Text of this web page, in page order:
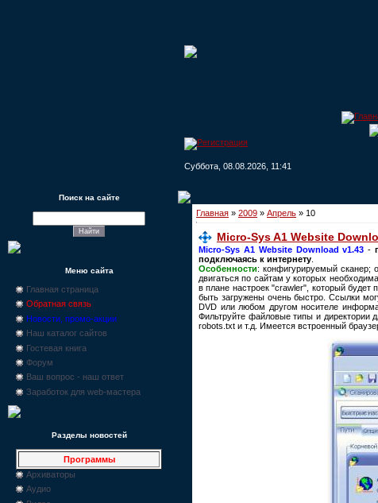
Суббота, 08.08.2026, 11:41
Поиск на сайте
Меню сайта
Главная страница
Обратная связь
Новости, промо-акции
Наш каталог сайтов
Гостевая книга
Форум
Ваш вопрос - наш ответ
Заработок для web-мастера
Разделы новостей
Программы
Архиваторы
Аудио
Главная » 2009 » Апрель » 10
Micro-Sys A1 Website
Micro-Sys A1 Website Download v1.43 -
подключаясь к интернету
Особенности: конфигурируемый сканер;
двигаться по сайтам у которых
в плане настроек "crawler", который будет
быть загружены очень быстро. Ссылки
DVD или любом другом носителе
Фильтруйте файловые типы и директории
robots.txt и т.д. Имеется встроенный